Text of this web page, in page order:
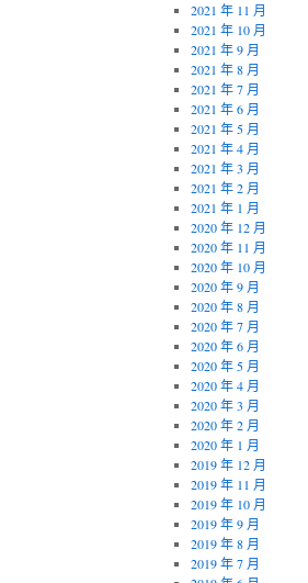
2021 年 11 月
2021 年 10 月
2021 年 9 月
2021 年 8 月
2021 年 7 月
2021 年 6 月
2021 年 5 月
2021 年 4 月
2021 年 3 月
2021 年 2 月
2021 年 1 月
2020 年 12 月
2020 年 11 月
2020 年 10 月
2020 年 9 月
2020 年 8 月
2020 年 7 月
2020 年 6 月
2020 年 5 月
2020 年 4 月
2020 年 3 月
2020 年 2 月
2020 年 1 月
2019 年 12 月
2019 年 11 月
2019 年 10 月
2019 年 9 月
2019 年 8 月
2019 年 7 月